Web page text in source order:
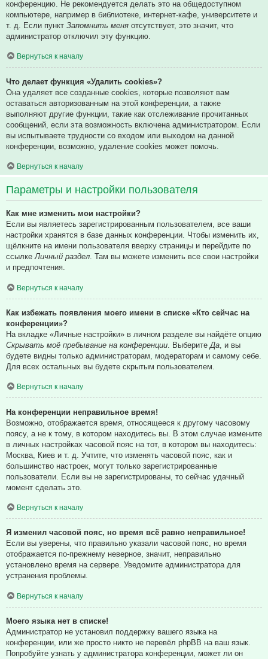
конференцию. Не рекомендуется делать это на общедоступном
компьютере, например в библиотеке, интернет-кафе, университете и
т. д. Если пункт Запомнить меня отсутствует, это значит, что
администратор отключил эту функцию.
Вернуться к началу
Что делает функция «Удалить cookies»?
Она удаляет все созданные cookies, которые позволяют вам
оставаться авторизованным на этой конференции, а также
выполняют другие функции, такие как отслеживание прочитанных
сообщений, если эта возможность включена администратором. Если
вы испытываете трудности со входом или выходом на данной
конференции, возможно, удаление cookies может помочь.
Вернуться к началу
Параметры и настройки пользователя
Как мне изменить мои настройки?
Если вы являетесь зарегистрированным пользователем, все ваши
настройки хранятся в базе данных конференции. Чтобы изменить их,
щёлкните на имени пользователя вверху страницы и перейдите по
ссылке Личный раздел . Там вы можете изменить все свои настройки
и предпочтения.
Вернуться к началу
Как избежать появления моего имени в списке «Кто сейчас на
конференции»?
На вкладке «Личные настройки» в личном разделе вы найдёте опцию
Скрывать моё пребывание на конференции . Выберите Да , и вы
будете видны только администраторам, модераторам и самому себе.
Для всех остальных вы будете скрытым пользователем.
Вернуться к началу
На конференции неправильное время!
Возможно, отображается время, относящееся к другому часовому
поясу, а не к тому, в котором находитесь вы. В этом случае измените
в личных настройках часовой пояс на тот, в котором вы находитесь:
Москва, Киев и т. д. Учтите, что изменять часовой пояс, как и
большинство настроек, могут только зарегистрированные
пользователи. Если вы не зарегистрированы, то сейчас удачный
момент сделать это.
Вернуться к началу
Я изменил часовой пояс, но время всё равно неправильное!
Если вы уверены, что правильно указали часовой пояс, но время
отображается по-прежнему неверное, значит, неправильно
установлено время на сервере. Уведомите администратора для
устранения проблемы.
Вернуться к началу
Моего языка нет в списке!
Администратор не установил поддержку вашего языка на
конференции, или же просто никто не перевёл phpBB на ваш язык.
Попробуйте узнать у администратора конференции, может ли он